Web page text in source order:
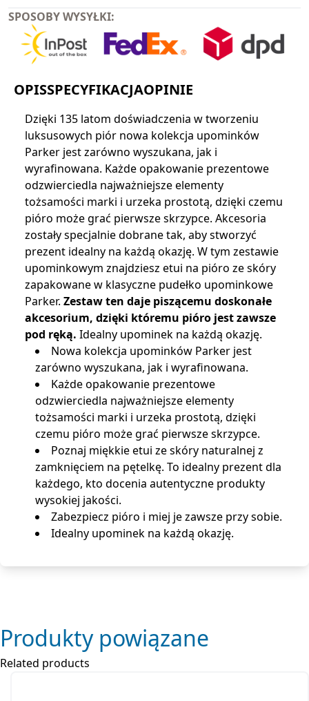
SPOSOBY WYSYŁKI:
OPISSPECYFIKACJAOPINIE
Dzięki 135 latom doświadczenia w tworzeniu
luksusowych piór nowa kolekcja upominków
Parker jest zarówno wyszukana, jak i
wyrafinowana. Każde opakowanie prezentowe
odzwierciedla najważniejsze elementy
tożsamości marki i urzeka prostotą, dzięki czemu
pióro może grać pierwsze skrzypce. Akcesoria
zostały specjalnie dobrane tak, aby stworzyć
prezent idealny na każdą okazję. W tym zestawie
upominkowym znajdziesz etui na pióro ze skóry
zapakowane w klasyczne pudełko upominkowe
Parker. Zestaw ten daje piszącemu doskonałe
akcesorium, dzięki któremu pióro jest zawsze
pod ręką. Idealny upominek na każdą okazję.
Nowa kolekcja upominków Parker jest
zarówno wyszukana, jak i wyrafinowana.
Każde opakowanie prezentowe
odzwierciedla najważniejsze elementy
tożsamości marki i urzeka prostotą, dzięki
czemu pióro może grać pierwsze skrzypce.
Poznaj miękkie etui ze skóry naturalnej z
zamknięciem na pętelkę. To idealny prezent dla
każdego, kto docenia autentyczne produkty
wysokiej jakości.
Zabezpiecz pióro i miej je zawsze przy sobie.
Idealny upominek na każdą okazję.
Produkty powiązane
Related products